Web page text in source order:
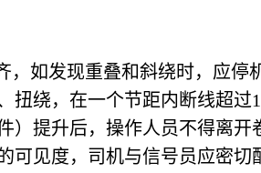
，如发现重叠和斜绕时，应
绕，在一个节距内断线超
）提升后，操作人员不得
可见度，司机与信号员应